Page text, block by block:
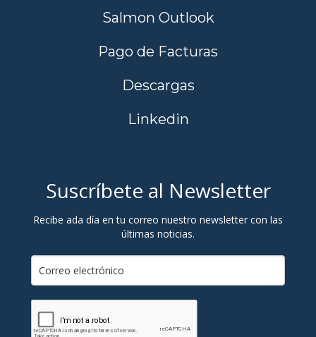
Salmon Outlook
Pago de Facturas
Descargas
Linkedin
Suscríbete al Newsletter
Recibe ada día en tu correo nuestro newsletter con las
últimas noticias.